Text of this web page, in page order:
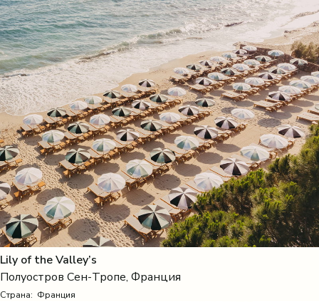
Lily of the Valley’s
Полуостров Сен-Тропе, Франция
Страна: Франция